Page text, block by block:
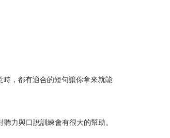
，都有適合的短句讓你拿來就能
力與口說訓練會有很大的幫助。